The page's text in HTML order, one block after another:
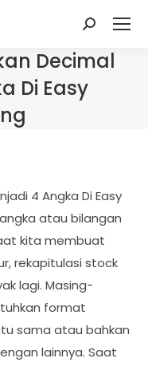
Search:
Decimal
Di Easy
4 Angka Di Easy
atau bilangan
kita membuat
rekapitulasi stock
lagi. Masing-
format
sama atau bahkan
lainnya. Saat